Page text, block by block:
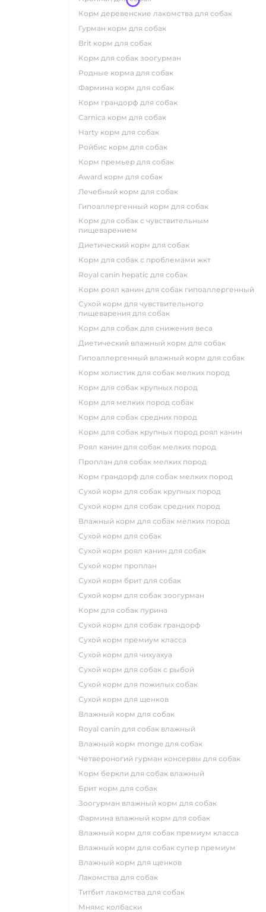
корм деревенские лакомства для собак
гурман корм для собак
brit корм для собак
корм для собак зоогурман
родные корма для собак
фармина корм для собак
корм грандорф для собак
carnica корм для собак
harty корм для собак
ройбис корм для собак
корм премьер для собак
award корм для собак
лечебный корм для собак
гипоаллергенный корм для собак
корм для собак с чувствительным
пищеварением
диетический корм для собак
корм для собак с проблемами жкт
royal canin hepatic для собак
корм роял канин для собак гипоаллергенный
сухой корм для чувствительного
пищеварения для собак
корм для собак для снижения веса
диетический влажный корм для собак
гипоаллергенный влажный корм для собак
корм холистик для собак мелких пород
корм для собак крупных пород
корм для мелких пород собак
корм для собак средних пород
корм для собак крупных пород роял канин
роял канин для собак мелких пород
проплан для собак мелких пород
корм грандорф для собак мелких пород
сухой корм для собак крупных пород
сухой корм для собак средних пород
влажный корм для собак мелких пород
сухой корм для собак
сухой корм роял канин для собак
сухой корм проплан
сухой корм брит для собак
сухой корм для собак зоогурман
корм для собак пурина
сухой корм для собак грандорф
сухой корм премиум класса
сухой корм для чихуахуа
сухой корм для собак с рыбой
сухой корм для пожилых собак
сухой корм для щенков
влажный корм для собак
royal canin для собак влажный
влажный корм monge для собак
четвероногий гурман консервы для собак
корм беркли для собак влажный
брит корм для собак
зоогурман влажный корм для собак
фармина влажный корм для собак
влажный корм для собак премиум класса
влажный корм для собак супер премиум
влажный корм для щенков
лакомства для собак
титбит лакомства для собак
мнямс колбаски